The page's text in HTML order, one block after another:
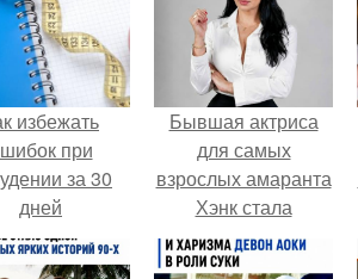
избежать
при
за 30
дней
Бывшая актриса
для самых
взрослых амаранта
Хэнк стала
сенатором в
Колумбии.